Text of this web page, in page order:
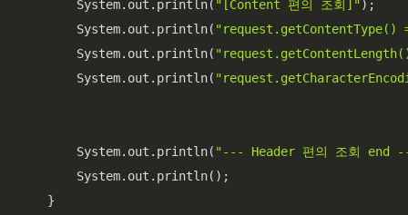
        System.out.println(
"[Content 편의 조회]" );
        System.out.println(
"request.getContentType()
        System.out.println(
        System.out.println(
        System.out.println(
"--- Header 편의 조회 end
        System.out.println();
    }